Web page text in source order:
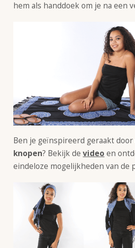
hem als handdoek om je na een
Ben je geïnspireerd geraakt
knopen? Bekijk de video en
eindeloze mogelijkheden van de